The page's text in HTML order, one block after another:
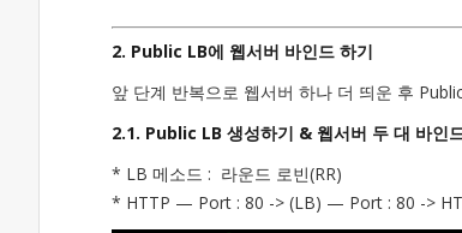
2. Public LB에 웹서버 바인드 하기
앞 단계 반복으로 웹서버 하나 더 띄운 후
2.1. Public LB 생성하기 & 웹서버 두 대 바인
* LB 메소드 : 라운드 로빈(RR)
* HTTP — Port : 80 -> (LB) — Port : 80 ->